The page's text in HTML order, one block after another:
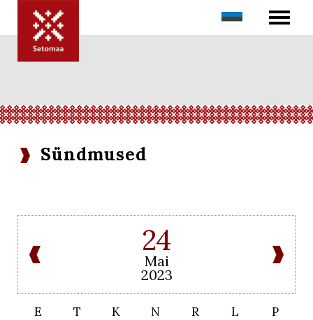
Sündmused
24
Mai
2023
E T K N R L P